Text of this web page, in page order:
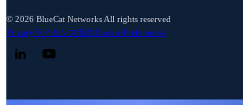
© 2026 BlueCat Networks All rights reserved
Privacyライセンス契約Cookie Preferences
Follow us on LinkedIn
Follow us on YouTube